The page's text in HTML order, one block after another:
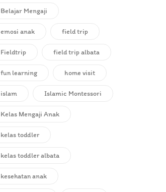
Belajar Mengaji
emosi anak field trip
Fieldtrip field trip albata
fun learning home visit
islam Islamic Montessori
Kelas Mengaji Anak
kelas toddler
kelas toddler albata
kesehatan anak